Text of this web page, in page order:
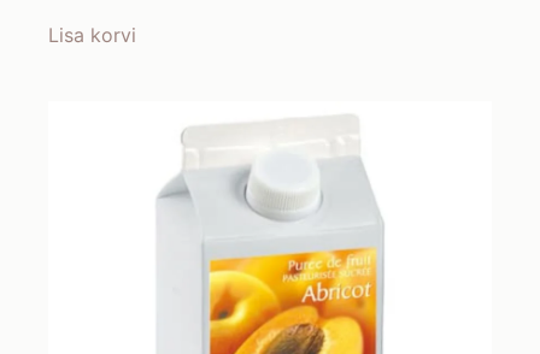
Lisa korvi